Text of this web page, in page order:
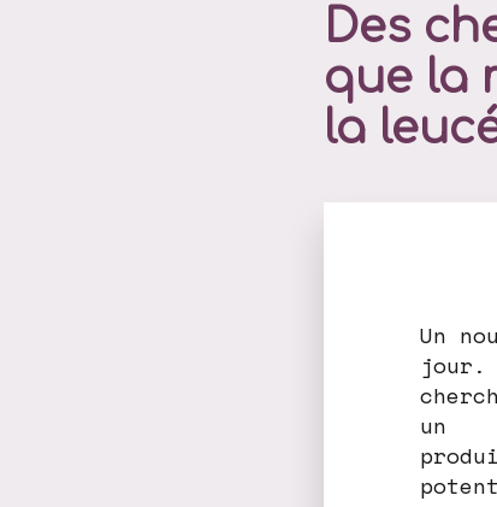
Des
que la
la
Un
jour.
un